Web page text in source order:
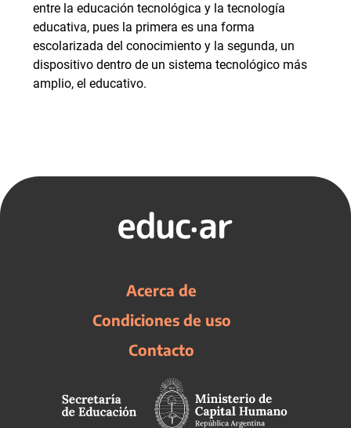
entre la educación tecnológica y la tecnología
educativa, pues la primera es una forma
escolarizada del conocimiento y la segunda, un
dispositivo dentro de un sistema tecnológico más
amplio, el educativo.
Acerca de
Condiciones de uso
Contacto